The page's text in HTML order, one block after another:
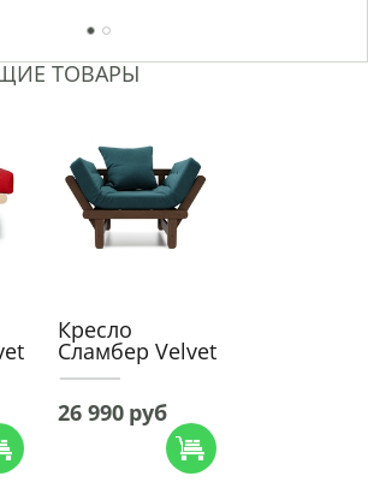
1 2
ТОВАРЫ
Кресло
Сламбер Velvet
26 990 руб